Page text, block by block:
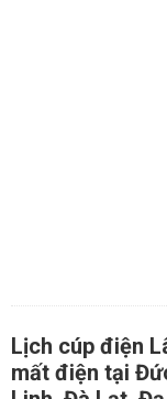
Lịch cúp điện
mất điện tại